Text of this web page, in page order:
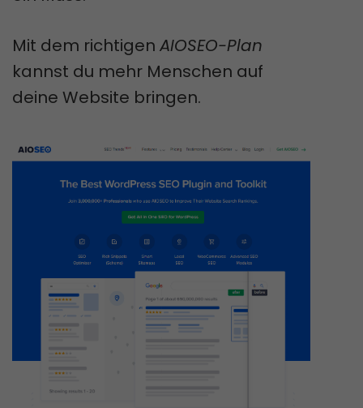
Mit dem richtigen AIOSEO-Plan
kannst du mehr Menschen auf
deine Website bringen.